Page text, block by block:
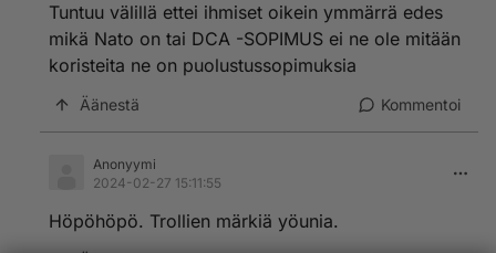
Tuntuu välillä ettei ihmiset oikein ymmärrä edes
mikä Nato on tai DCA -SOPIMUS ei ne ole mitään
koristeita ne on puolustussopimuksia
Äänestä Kommentoi
Anonyymi
2024-02-27 15:11:55
Höpöhöpö. Trollien märkiä yöunia.